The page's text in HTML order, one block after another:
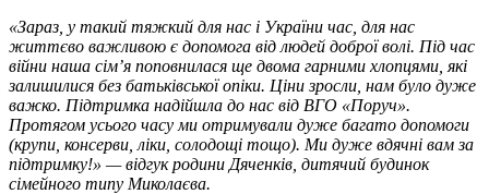
«Зараз, у такий тяжкий для нас і України час, для нас
життєво важливою є допомога від людей доброї волі. Під час
війни наша сім’я поповнилася ще двома гарними хлопцями, які
залишилися без батьківської опіки. Ціни зросли, нам було дуже
важко. Підтримка надійшла до нас від ВГО «Поруч».
Протягом усього часу ми отримували дуже багато допомоги
(крупи, консерви, ліки, солодощі тощо). Ми дуже вдячні вам за
підтримку!» — відгук родини Дяченків, дитячий будинок
сімейного типу Миколаєва.